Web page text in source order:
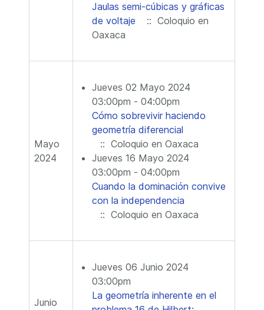
Jaulas semi-cúbicas y gráficas
de voltaje
:: Coloquio en
Oaxaca
Mayo
2024
Jueves 02 Mayo 2024
03:00pm - 04:00pm
Cómo sobrevivir haciendo
geometría diferencial
:: Coloquio en Oaxaca
Jueves 16 Mayo 2024
03:00pm - 04:00pm
Cuando la dominación convive
con la independencia
:: Coloquio en Oaxaca
Junio
Jueves 06 Junio 2024
03:00pm
La geometría inherente en el